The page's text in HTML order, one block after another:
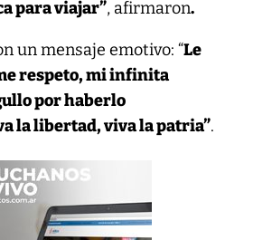
para viajar”, afirmaron.
un mensaje emotivo: “Le
respeto, mi infinita
por haberlo
la libertad, viva la patria”.